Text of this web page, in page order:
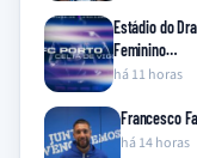
Estádio do
Feminino…
há 11 horas
Francesco
há 14 horas